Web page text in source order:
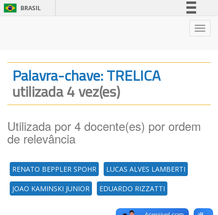
BRASIL
Legislação
Palavra-chave: TRELICA
utilizada 4 vez(es)
Utilizada por 4 docente(es) por ordem
de relevância
RENATO BEPPLER SPOHR LUCAS ALVES LAMBERTI
JOAO KAMINSKI JUNIOR EDUARDO RIZZATTI